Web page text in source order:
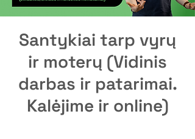
Santykiai tarp vyrų
ir moterų (Vidinis
darbas ir patarimai.
Kalėjime ir online)